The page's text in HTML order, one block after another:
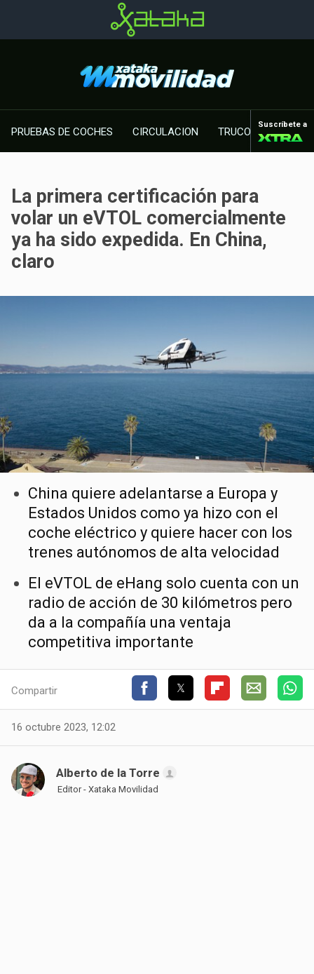
PRUEBAS DE COCHES CIRCULACION TRUCOS MOTOR
Suscríbete a
La primera certificación para
volar un eVTOL comercialmente
ya ha sido expedida. En China,
claro
China quiere adelantarse a Europa y
Estados Unidos como ya hizo con el
coche eléctrico y quiere hacer con los
trenes autónomos de alta velocidad
El eVTOL de eHang solo cuenta con un
radio de acción de 30 kilómetros pero
da a la compañía una ventaja
competitiva importante
Compartir
16 octubre 2023, 12:02
Alberto de la Torre
Editor - Xataka Movilidad